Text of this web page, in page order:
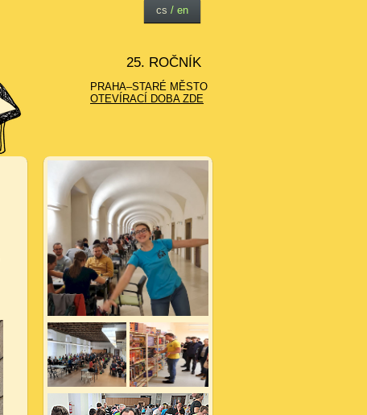
25. ROČNÍK
PRAHA–STARÉ MĚSTO
OTEVÍRACÍ DOBA ZDE
cs / en